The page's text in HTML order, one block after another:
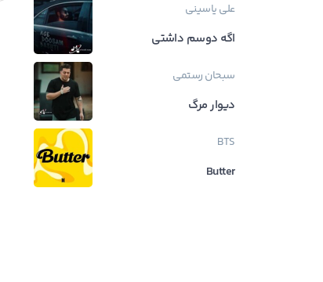
علی یاسینی
اگه دوسم داشتی
سبحان رستمی
دیوار مرگ
BTS
Butter